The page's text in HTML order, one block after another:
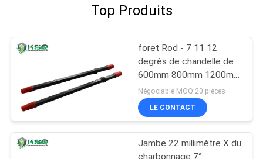
Top Produits
foret Rod - 7 11 12
degrés de chandelle de
600mm 800mm 1200mm
1600mm
Négociable MOQ:20 pièces
LE CONTACT
Jambe 22 millimètre X du
charbonnage 7°